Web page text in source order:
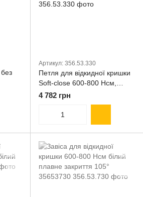
Артикул: 356.53.330
Петля для відкидної кришки
Soft-close 600-800 Нсм,
чорний з плавним закриттям
4 782 грн